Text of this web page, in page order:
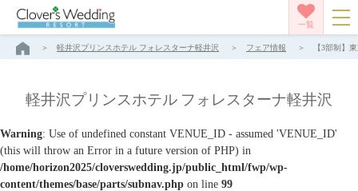
一覧
軽井沢プリンスホテル フォレスターナ軽井沢 フェア情報 【3部制】
軽井沢プリンスホテル フォレスターナ軽井沢
Warning: Use of undefined constant VENUE_ID - assumed 'VENUE_ID'
(this will throw an Error in a future version of PHP) in
/home/horizon2025/cloverswedding.jp/public_html/fwp/wp-
content/themes/base/parts/subnav.php on line 99